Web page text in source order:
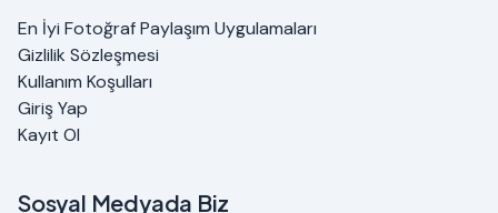
En İyi Fotoğraf Paylaşım Uygulamaları
Gizlilik Sözleşmesi
Kullanım Koşulları
Giriş Yap
Kayıt Ol
Sosyal Medyada Biz